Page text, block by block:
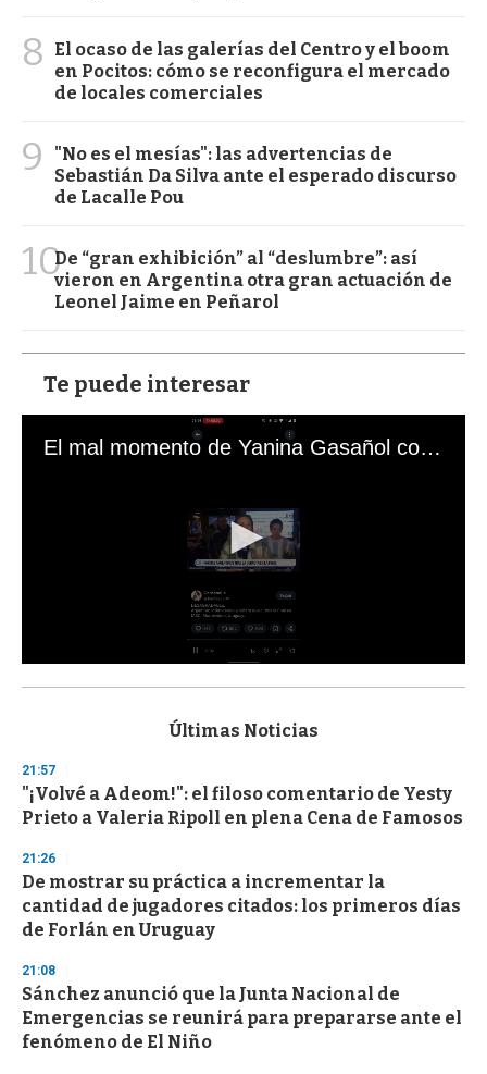
8
El ocaso de las galerías del Centro y el boom
en Pocitos: cómo se reconfigura el mercado
de locales comerciales
9
"No es el mesías": las advertencias de
Sebastián Da Silva ante el esperado discurso
de Lacalle Pou
10De “gran exhibición” al “deslumbre”: así
vieron en Argentina otra gran actuación de
Leonel Jaime en Peñarol
Te puede interesar
El mal momento de Yanina Gasañol con un hincha argentino en "Subrayado"
s
d
s
o
f
3
s
c
o
d
s
Últimas Noticias
21:57
"¡Volvé a Adeom!": el filoso comentario de Yesty
Prieto a Valeria Ripoll en plena Cena de Famosos
21:26
De mostrar su práctica a incrementar la
cantidad de jugadores citados: los primeros días
de Forlán en Uruguay
21:08
Sánchez anunció que la Junta Nacional de
Emergencias se reunirá para prepararse ante el
fenómeno de El Niño